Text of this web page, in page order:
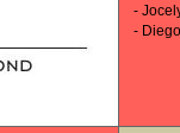
-
-